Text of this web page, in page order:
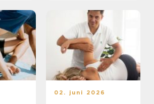
02. juni 2026